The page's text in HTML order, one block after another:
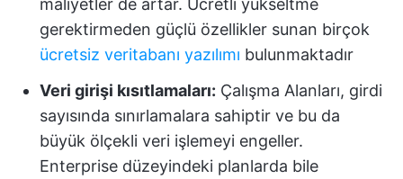
maliyetler de artar. Ücretli yükseltme
gerektirmeden güçlü özellikler sunan birçok
ücretsiz veritabanı yazılımı bulunmaktadır
Veri girişi kısıtlamaları: Çalışma Alanları, girdi
sayısında sınırlamalara sahiptir ve bu da
büyük ölçekli veri işlemeyi engeller.
Enterprise düzeyindeki planlarda bile